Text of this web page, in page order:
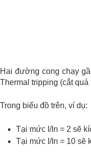
Hai đường cong chạy
Thermal tripping (cắt
Trong biểu đồ trên, ví dụ:
Tại mức I/In = 2 sẽ
Tại mức I/In = 10 sẽ